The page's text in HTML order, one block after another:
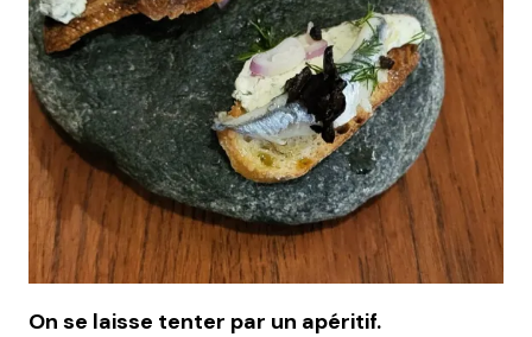
On se laisse tenter par un apéritif.